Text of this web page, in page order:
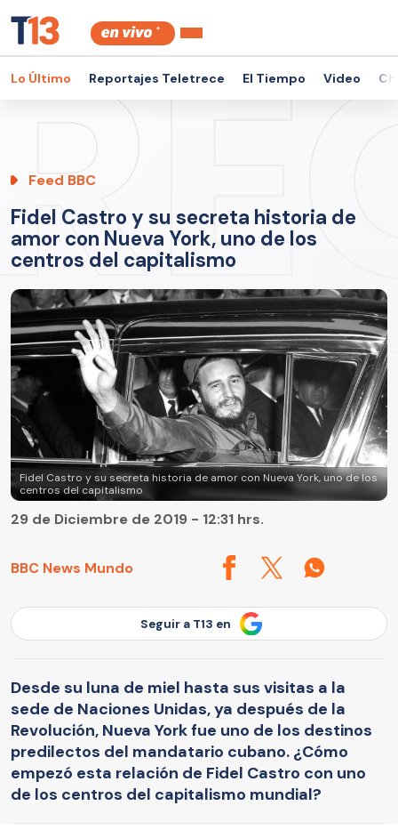
Lo Último Reportajes Teletrece El Tiempo Video
Feed BBC
Fidel Castro y su secreta historia de
amor con Nueva York, uno de los
centros del capitalismo
Fidel Castro y su secreta historia de amor con Nueva York, uno de los
centros del capitalismo
BBC News Mundo
29 de Diciembre de 2019 - 12:31 hrs.
Seguir a T13 en
Desde su luna de miel hasta sus visitas a la
sede de Naciones Unidas, ya después de la
Revolución, Nueva York fue uno de los destinos
predilectos del mandatario cubano. ¿Cómo
empezó esta relación de Fidel Castro con uno
de los centros del capitalismo mundial?